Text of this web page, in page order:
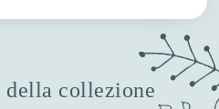
collezione